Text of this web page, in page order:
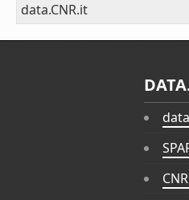
data.CNR.it